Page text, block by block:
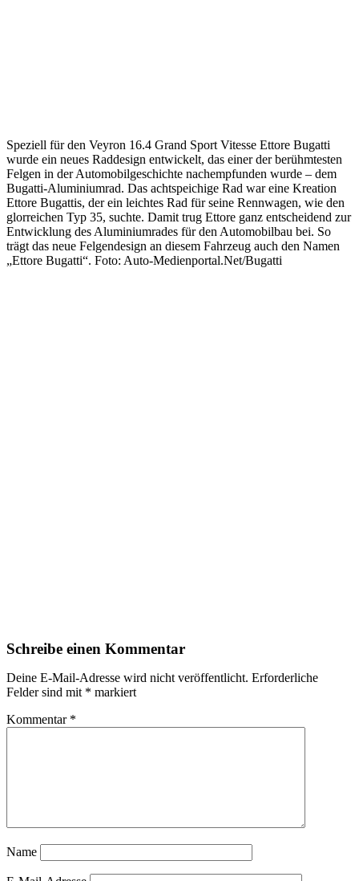
Speziell für den Veyron 16.4 Grand Sport Vitesse Ettore Bugatti
wurde ein neues Raddesign entwickelt, das einer der berühmtesten
Felgen in der Automobilgeschichte nachempfunden wurde – dem
Bugatti-Aluminiumrad. Das achtspeichige Rad war eine Kreation
Ettore Bugattis, der ein leichtes Rad für seine Rennwagen, wie den
glorreichen Typ 35, suchte. Damit trug Ettore ganz entscheidend zur
Entwicklung des Aluminiumrades für den Automobilbau bei. So
trägt das neue Felgendesign an diesem Fahrzeug auch den Namen
„Ettore Bugatti“. Foto: Auto-Medienportal.Net/Bugatti
Schreibe einen Kommentar
Deine E-Mail-Adresse wird nicht veröffentlicht. Erforderliche
Felder sind mit * markiert
Kommentar *
Name